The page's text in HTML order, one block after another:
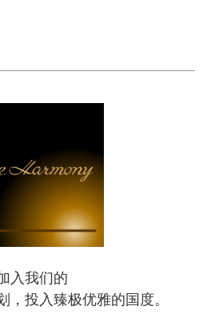
入我们的
，投入臻极优雅的国度。